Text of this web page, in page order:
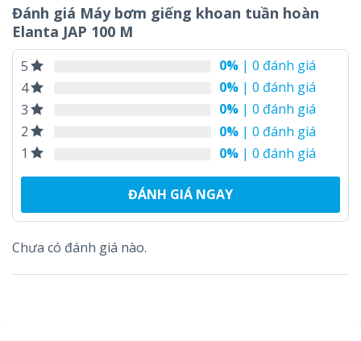
5 sao
5 sao
Đánh giá Máy bơm giếng khoan tuần hoàn
Elanta JAP 100 M
5 0% | 0 đánh giá
4
0% | 0 đánh giá
3
0% | 0 đánh giá
2
0% | 0 đánh giá
1
0% | 0 đánh giá
ĐÁNH GIÁ NGAY
Chưa có đánh giá nào.